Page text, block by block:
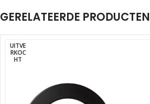
GERELATEERDE PRODUCTEN
UITVE
RKOC
HT